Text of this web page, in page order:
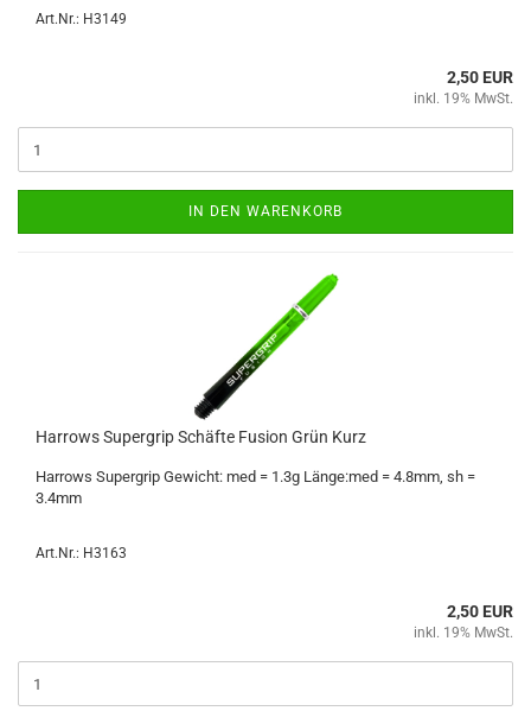
Art.Nr.: H3149
2,50 EUR
inkl. 19% MwSt.
IN DEN WARENKORB
Har­rows Su­per­grip Schäf­te Fu­si­on Grün Kurz
Har­rows Su­per­grip Ge­wicht: med = 1.3g Länge:med = 4.8mm, sh =
3.4mm
Art.Nr.: H3163
2,50 EUR
inkl. 19% MwSt.